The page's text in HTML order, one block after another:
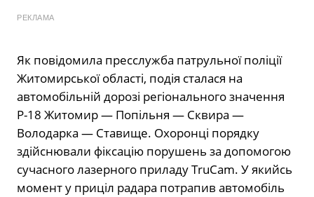
РЕКЛАМА
Як повідомила пресслужба патрульної поліції
Житомирської області, подія сталася на
автомобільній дорозі регіонального значення
Р-18 Житомир — Попільня — Сквира —
Володарка — Ставище. Охоронці порядку
здійснювали фіксацію порушень за допомогою
сучасного лазерного приладу TruCam. У якийсь
момент у приціл радара потрапив автомобіль